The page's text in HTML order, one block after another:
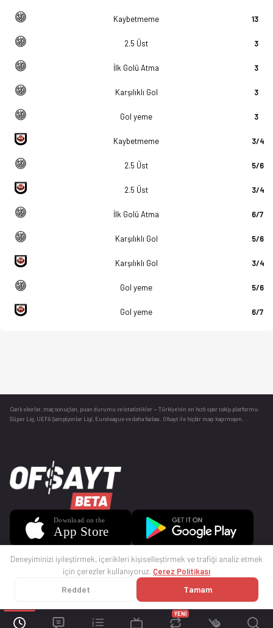
YENİ
Kaybetmeme 13
2.5 Üst 3
İlk Golü Atma 3
Karşılıklı Gol 3
Gol yeme 3
Kaybetmeme 3/4
2.5 Üst 5/6
2.5 Üst 3/4
İlk Golü Atma 6/7
Karşılıklı Gol 5/6
Karşılıklı Gol 3/4
Gol yeme 5/6
Gol yeme 6/7
Canlı skorlar , maç sonuçları, puan durumu ve istatistikler — Türkiye’nin en hızlı spor takip platformu.
Süper Lig, UEFA Şampiyonlar Ligi, Euroleague ve daha fazlası. Ofsayt ile hiçbir maçı kaçırmayın.
© 2025 Ofsayt
Deneyiminizi iyileştirmek, içerikleri kişiselleştirmek ve trafiği analiz etmek
için çerezler kullanıyoruz. Çerez Politikası
Reddet Tamam